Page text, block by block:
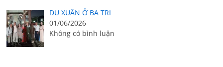
DU XUÂN Ở BA TRI
01/06/2026
Không có bình luận